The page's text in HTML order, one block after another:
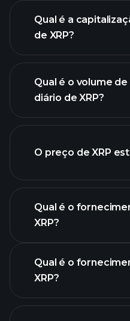
gráfico
Qual é a
de XRP?
lista de
Qual é o volume
diário de XRP?
O preço de XRP
gráfico
Qual é o
XRP?
Qual é o
XRP?